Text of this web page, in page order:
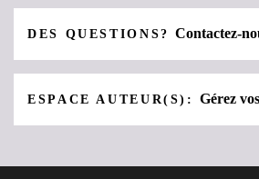
DES QUESTIONS?Contactez-
ESPACE AUTEUR(S):Gérez